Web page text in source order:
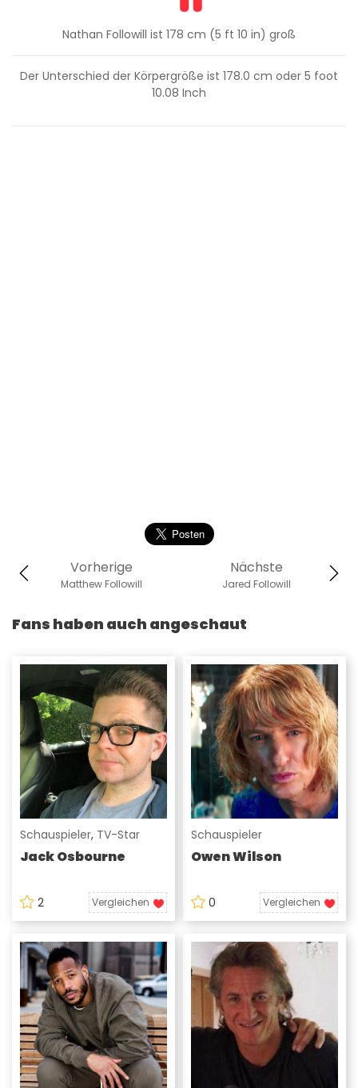
Nathan Followill ist 178 cm (5 ft 10 in) groß
Der Unterschied der Körpergröße ist 178.0 cm oder 5 foot
10.08 Inch
Nächste
Jared Followill
Vorherige
Matthew Followill
Fans haben auch angeschaut
Schauspieler, TV-Star
Jack Osbourne
2 Vergleichen
Schauspieler
Owen Wilson
0 Vergleichen